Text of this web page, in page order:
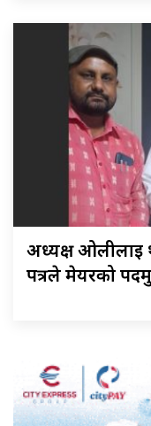
अध्यक्ष ओलीलाई
पत्रले मेयरको